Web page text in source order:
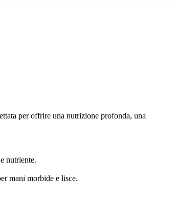
per offrire una nutrizione profonda, una
nutriente.
mani morbide e lisce.